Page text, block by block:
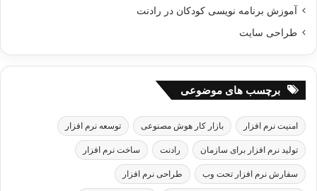
آموزش برنامه نویسی کودکان در رادنت
طراحی سایت
برچسب های موضوعی
امنیت نرم افزار بازار کار هوش مصنوعی توسعه نرم افزار
تولید نرم افزار برای سازمان رادنت ساخت نرم افزار
سفارش نرم افزار تحت وب طراحی نرم افزار